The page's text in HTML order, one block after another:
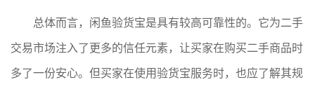
总体而言，闲鱼验货宝是具有较高可靠性的。它为二手
交易市场注入了更多的信任元素，让买家在购买二手商品时
多了一份安心。但买家在使用验货宝服务时，也应了解其规